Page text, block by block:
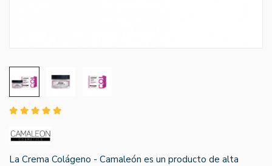
La Crema Colágeno - Camaleón es un producto de alta